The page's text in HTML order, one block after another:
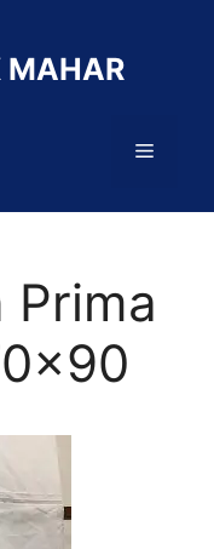
MAHAR
Menu
Prima